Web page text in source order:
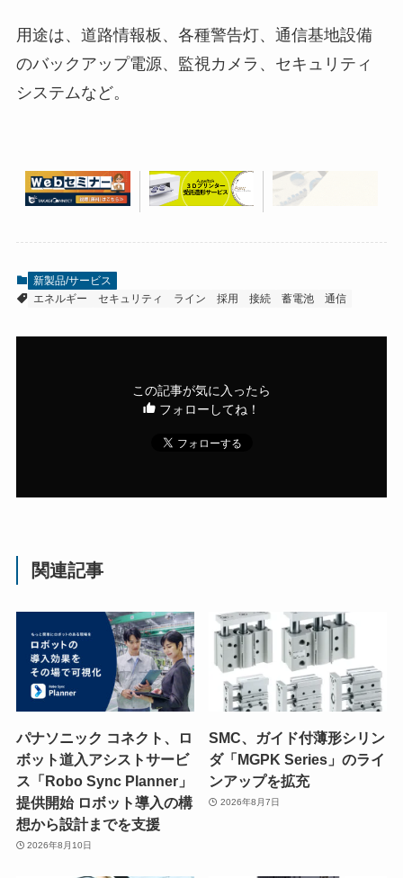
用途は、道路情報板、各種警告灯、通信基地設備
のバックアップ電源、監視カメラ、セキュリティ
システムなど。
新製品/サービス
エネルギー
セキュリティ ライン 採用 接続 蓄電池 通信
この記事が気に入ったら
フォローしてね！
関連記事
パナソニック コネクト、ロ
ボット道入アシストサービ
ス「Robo Sync Planner」
提供開始 ロボット導入の構
想から設計までを支援
2026年8月10日
SMC、ガイド付薄形シリン
ダ「MGPK Series」のライ
ンアップを拡充
2026年8月7日